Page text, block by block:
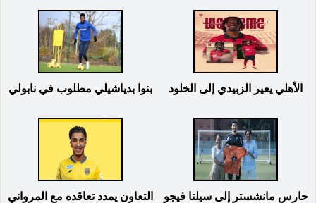
الأهلي يعير الزبيدي إلى الخلود بنوا بدياشيلي مطلوب في نابولي
حارس مانشستر إلى سيلتا فيجو
التعاون يمدد تعاقده مع المرواني